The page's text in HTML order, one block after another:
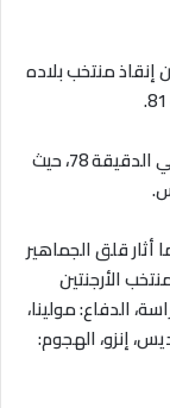
منتخب بلاده
الحدث الأبرز في اللقاء كان خروج ليونيل ميسي في الدقيقة 78، حيث
قلق الجماهير
الأرجنتين
الدفاع: مولينا،
إنزو، الهجوم: